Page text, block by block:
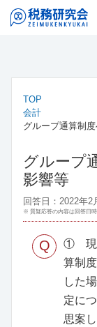
TOP
会計
グループ通算制
グループ
影響等
回答日：2022年2
※ 質疑応答の内容は回答日
Q
① 現
算制
した
定に
思案